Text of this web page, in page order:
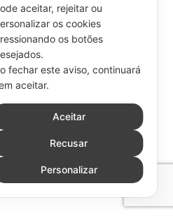
DISPLAYS
Roll’ups
aceitar, rejeitar ou
os cookies
os botões
fechar este aviso, continuará
aceitar.
Aceitar
Recusar
Personalizar